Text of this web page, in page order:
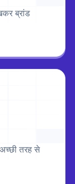
ब्रांड
तरह से